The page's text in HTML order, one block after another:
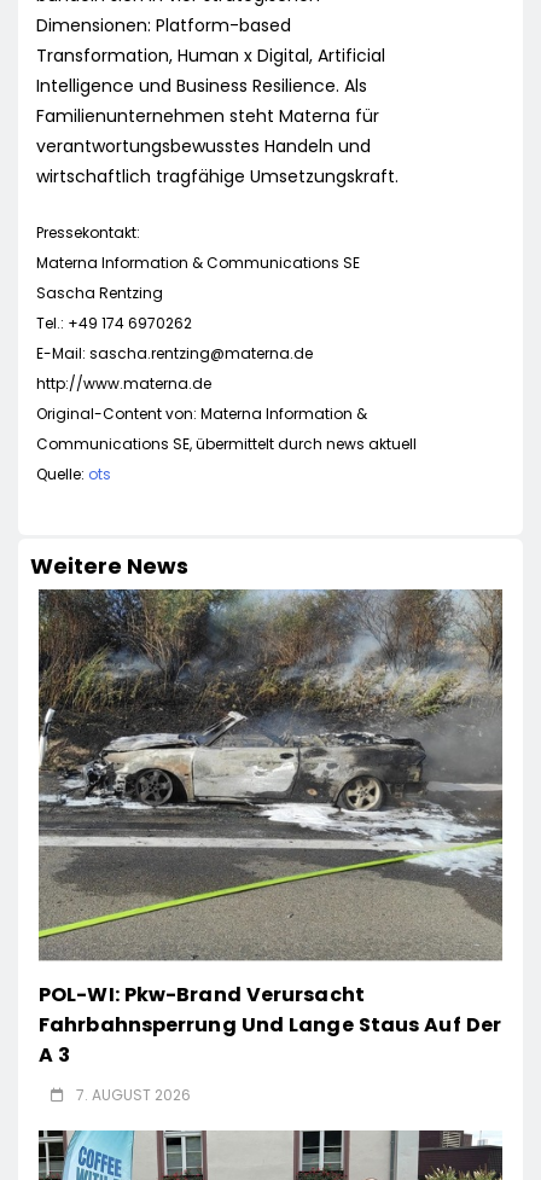
Dimensionen: Platform-based
Transformation, Human x Digital, Artificial
Intelligence und Business Resilience. Als
Familienunternehmen steht Materna für
verantwortungsbewusstes Handeln und
wirtschaftlich tragfähige Umsetzungskraft.
Pressekontakt:
Materna Information & Communications SE
Sascha Rentzing
Tel.: +49 174 6970262
E-Mail: sascha.rentzing@materna.de
http://www.materna.de
Original-Content von: Materna Information &
Communications SE, übermittelt durch news aktuell
Quelle: ots
Weitere News
POL-WI: Pkw-Brand Verursacht
Fahrbahnsperrung Und Lange Staus Auf Der
A 3
7. AUGUST 2026